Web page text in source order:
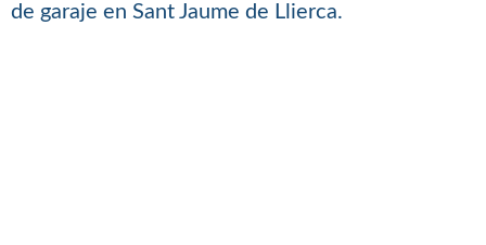
de garaje en Sant Jaume de Llierca.